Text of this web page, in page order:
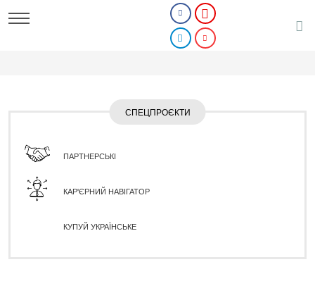
СПЕЦПРОЄКТИ
ПАРТНЕРСЬКІ
КАР'ЄРНИЙ НАВІГАТОР
КУПУЙ УКРАЇНСЬКЕ